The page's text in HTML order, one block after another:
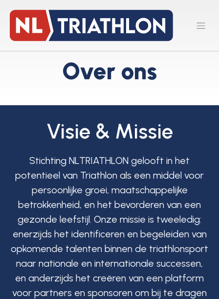
Over ons
Visie & Missie
Stichting NLTRIATHLON gelooft in het
potentieel van Triathlon als een middel voor
persoonlijke groei, maatschappelijke
betrokkenheid, en het bevorderen van een
gezonde leefstijl. Onze missie is tweeledig:
enerzijds het identificeren en begeleiden van
opkomende talenten binnen de triathlonsport
naar nationale en internationale successen,
en anderzijds het creëren van een platform
voor partners en sponsoren om bij te dragen